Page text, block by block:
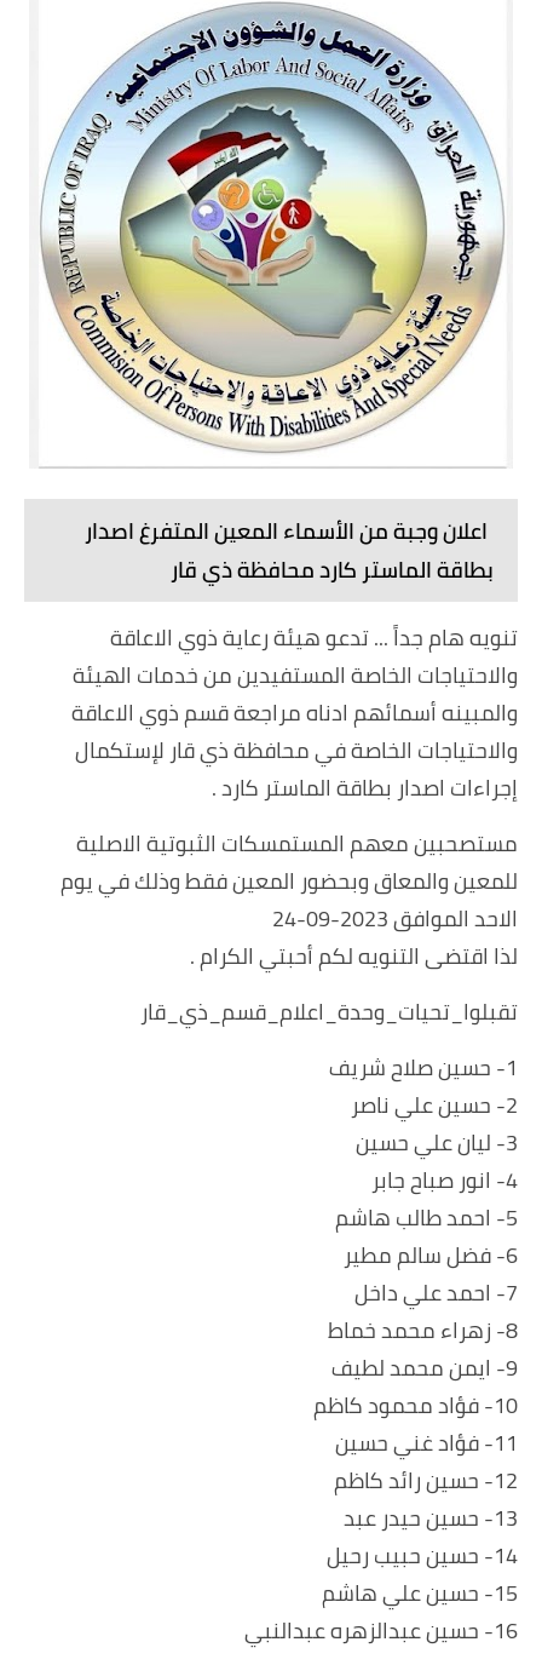
اعلان وجبة من الأسماء المعين المتفرغ اصدار
بطاقة الماستر كارد محافظة ذي قار
تنويه هام جداً ... تدعو هيئة رعاية ذوي الاعاقة
والاحتياجات الخاصة المستفيدين من خدمات الهيئة
والمبينه أسمائهم ادناه مراجعة قسم ذوي الاعاقة
والاحتياجات الخاصة في محافظة ذي قار لإستكمال
إجراءات اصدار بطاقة الماستر كارد .
مستصحبين معهم المستمسكات الثبوتية الاصلية
للمعين والمعاق وبحضور المعين فقط وذلك في يوم
الاحد الموافق 2023-09-24
لذا اقتضى التنويه لكم أحبتي الكرام .
تقبلوا_تحيات_وحدة_اعلام_قسم_ذي_قار
1- حسين صلاح شريف
2- حسين علي ناصر
3- ليان علي حسين
4- انور صباح جابر
5- احمد طالب هاشم
6- فضل سالم مطير
7- احمد علي داخل
8- زهراء محمد خماط
9- ايمن محمد لطيف
10- فؤاد محمود كاظم
11- فؤاد غني حسين
12- حسين رائد كاظم
13- حسين حيدر عبد
14- حسين حبيب رحيل
15- حسين علي هاشم
16- حسين عبدالزهره عبدالنبي